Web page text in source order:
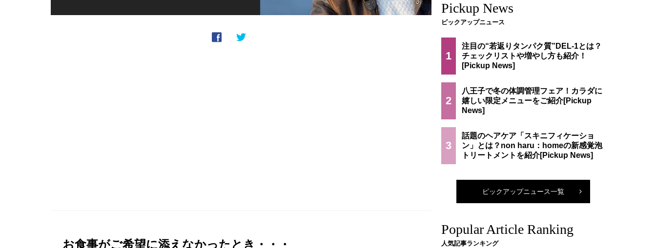
お食事がご希望に添えなかったとき・・・
Pickup News
ピックアップニュース
1
注目の“若返りタンパク質”DEL-1とは？
チェックリストや増やし方も紹介！
2
八王子で冬の体調管理フェア！カラダに
嬉しい限定メニューをご紹介
3
話題のヘアケア「スキニフィケーショ
ン」とは？non haru：homeの新感覚泡
トリートメントを紹介
ピックアップニュース一覧
Popular Article Ranking
人気記事ランキング